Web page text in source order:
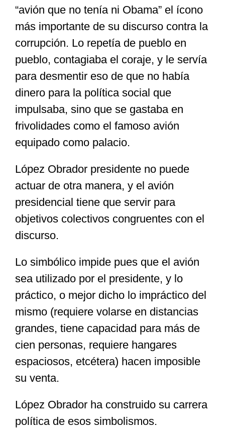
“avión que no tenía ni Obama” el ícono
más importante de su discurso contra la
corrupción. Lo repetía de pueblo en
pueblo, contagiaba el coraje, y le servía
para desmentir eso de que no había
dinero para la política social que
impulsaba, sino que se gastaba en
frivolidades como el famoso avión
equipado como palacio.
López Obrador presidente no puede
actuar de otra manera, y el avión
presidencial tiene que servir para
objetivos colectivos congruentes con el
discurso.
Lo simbólico impide pues que el avión
sea utilizado por el presidente, y lo
práctico, o mejor dicho lo impráctico del
mismo (requiere volarse en distancias
grandes, tiene capacidad para más de
cien personas, requiere hangares
espaciosos, etcétera) hacen imposible
su venta.
López Obrador ha construido su carrera
política de esos simbolismos.